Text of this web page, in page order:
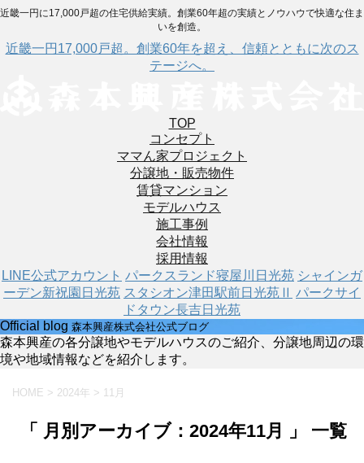
近畿一円に17,000戸超の住宅供給実績。創業60年超の実績とノウハウで快適な住ま
いを創造。
近畿一円17,000戸超。創業60年を超え、信頼とともに次のス
テージへ。
TOP
コンセプト
ママん家プロジェクト
分譲地・販売物件
賃貸マンション
モデルハウス
施工事例
会社情報
採用情報
LINE公式アカウント パークスランド寝屋川日光苑 シャインガ
ーデン新祝園日光苑 スタシオン津田駅前日光苑Ⅱ パークサイ
ドタウン長吉日光苑
Official blog 森本興産株式会社公式ブログ
森本興産の各分譲地やモデルハウスのご紹介、分譲地周辺の環
境や地域情報などを紹介します。
HOME > 2024年 > 11月
「 月別アーカイブ：2024年11月 」 一覧